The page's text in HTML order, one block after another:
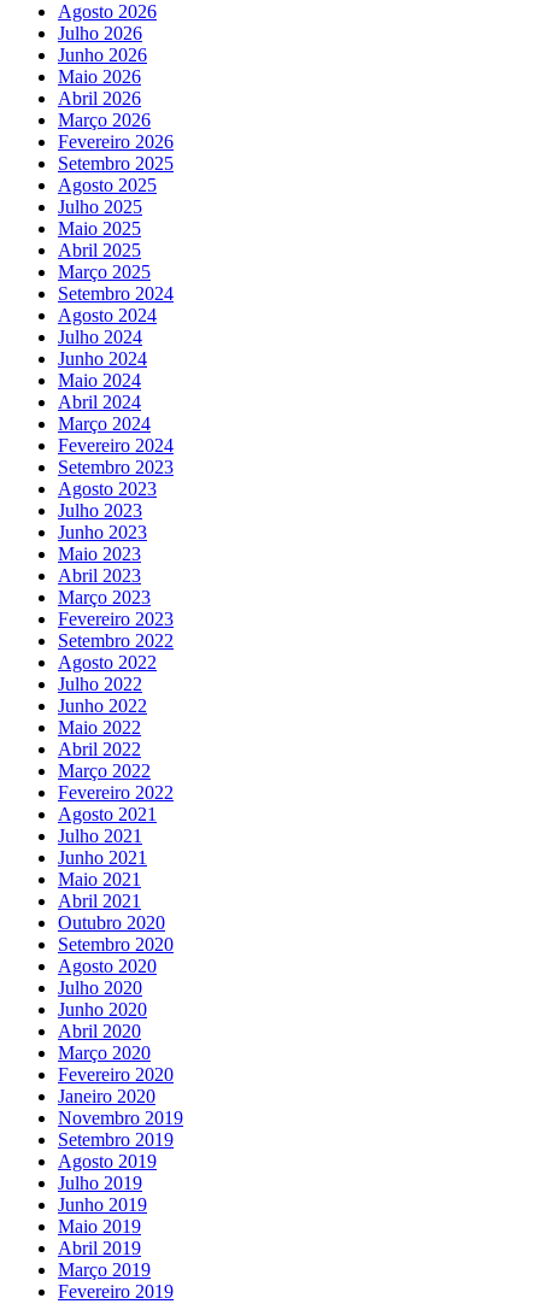
Agosto 2026
Julho 2026
Junho 2026
Maio 2026
Abril 2026
Março 2026
Fevereiro 2026
Setembro 2025
Agosto 2025
Julho 2025
Maio 2025
Abril 2025
Março 2025
Setembro 2024
Agosto 2024
Julho 2024
Junho 2024
Maio 2024
Abril 2024
Março 2024
Fevereiro 2024
Setembro 2023
Agosto 2023
Julho 2023
Junho 2023
Maio 2023
Abril 2023
Março 2023
Fevereiro 2023
Setembro 2022
Agosto 2022
Julho 2022
Junho 2022
Maio 2022
Abril 2022
Março 2022
Fevereiro 2022
Agosto 2021
Julho 2021
Junho 2021
Maio 2021
Abril 2021
Outubro 2020
Setembro 2020
Agosto 2020
Julho 2020
Junho 2020
Abril 2020
Março 2020
Fevereiro 2020
Janeiro 2020
Novembro 2019
Setembro 2019
Agosto 2019
Julho 2019
Junho 2019
Maio 2019
Abril 2019
Março 2019
Fevereiro 2019